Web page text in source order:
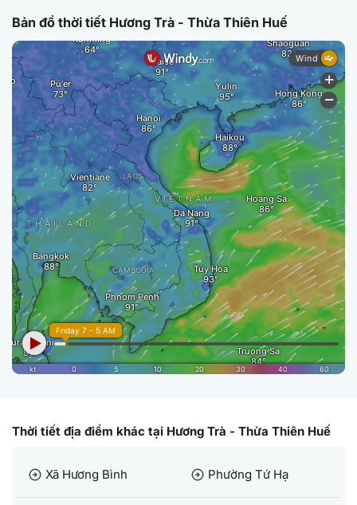
Bản đồ thời tiết Hương Trà - Thừa Thiên Huế
Thời tiết địa điểm khác tại Hương Trà - Thừa Thiên Huế
arrow_circle_right Xã Hương Bình arrow_circle_right Phường Tứ Hạ